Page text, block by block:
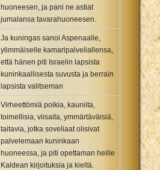
huoneesen, ja pani ne astiat
jumalansa tavarahuoneesen.
Ja kuningas sanoi Aspenaalle,
ylimmäiselle kamaripalveliallensa,
että hänen piti Israelin lapsista
kuninkaallisesta suvusta ja berrain
lapsista valitseman
Virheettömiä poikia, kauniita,
toimellisia, viisaita, ymmärtäväisiä,
taitavia, jotka soveliaat olisivat
palvelemaan kuninkaan
huoneessa, ja piti opettaman heille
Kaldean kirjoituksia ja kieltä.